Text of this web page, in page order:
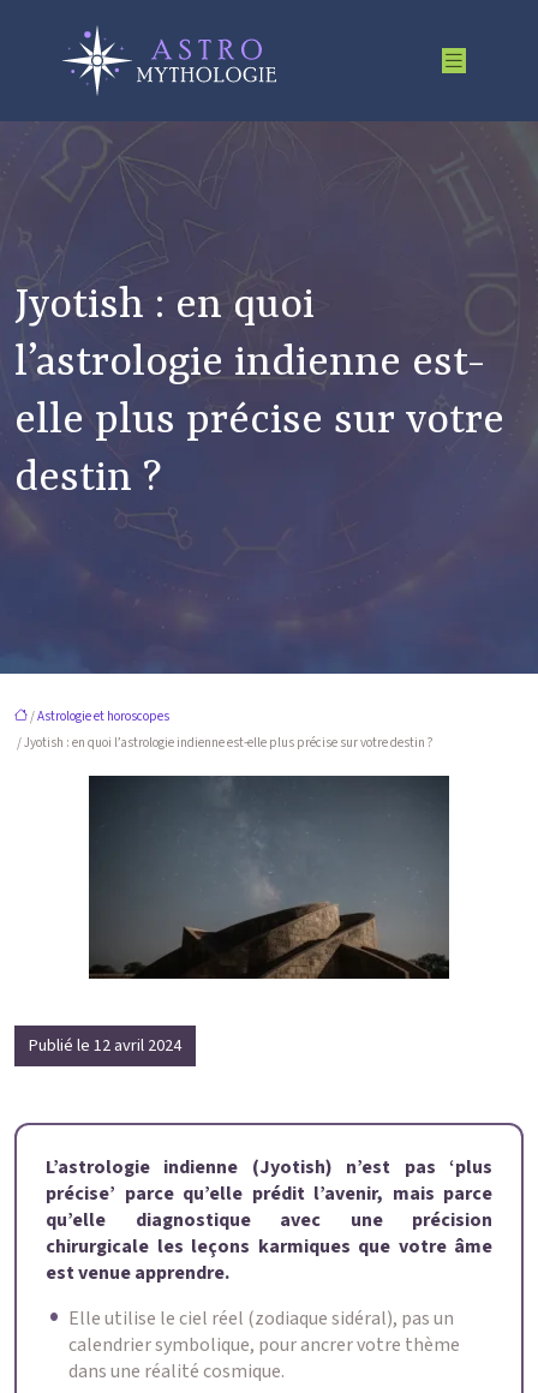
Jyotish : en quoi
l’astrologie indienne est-
elle plus précise sur votre
destin ?
/Astrologie et horoscopes
/ Jyotish : en quoi l’astrologie indienne est-elle plus précise sur votre destin ?
Publié le 12 avril 2024
L’astrologie indienne (Jyotish) n’est pas ‘plus
précise’ parce qu’elle prédit l’avenir, mais parce
qu’elle diagnostique avec une précision
chirurgicale les leçons karmiques que votre âme
est venue apprendre.
Elle utilise le ciel réel (zodiaque sidéral), pas un
calendrier symbolique, pour ancrer votre thème
dans une réalité cosmique.